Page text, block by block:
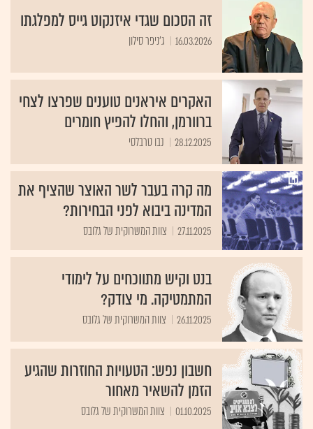
זה הסכום שגדי איזנקוט גייס למפלגתו
16.03.2026 ג'ניפר סילון
האקרים איראנים טוענים שפרצו לצחי
ברוורמן, והחלו להפיץ חומרים
28.12.2025 נבו טרבלסי
מה קרה בעבר לשר האוצר שהציף את
המדינה ביבוא לפני הבחירות?
27.11.2025 צוות המשרוקית של גלובס
בנט וקיש מתווכחים על לימודי
המתמטיקה. מי צודק?
26.11.2025 צוות המשרוקית של גלובס
חשבון נפש: הטעויות החוזרות שהגיע
הזמן להשאיר מאחור
01.10.2025 צוות המשרוקית של גלובס